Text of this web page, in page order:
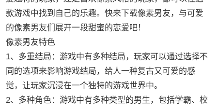
款游戏中找到自己的乐趣。快来下载像素男友，与可爱
的像素男友们展开一段甜蜜的恋爱吧！
像素男友特色
1、多重结局：游戏中有多种结局，玩家可以通过选择不
同的选项来影响游戏结局，给人一种复古又可爱的感
觉，让玩家沉浸在一个独特的游戏世界中。
2、多种角色：游戏中有多种类型的男生，包括学霸、校